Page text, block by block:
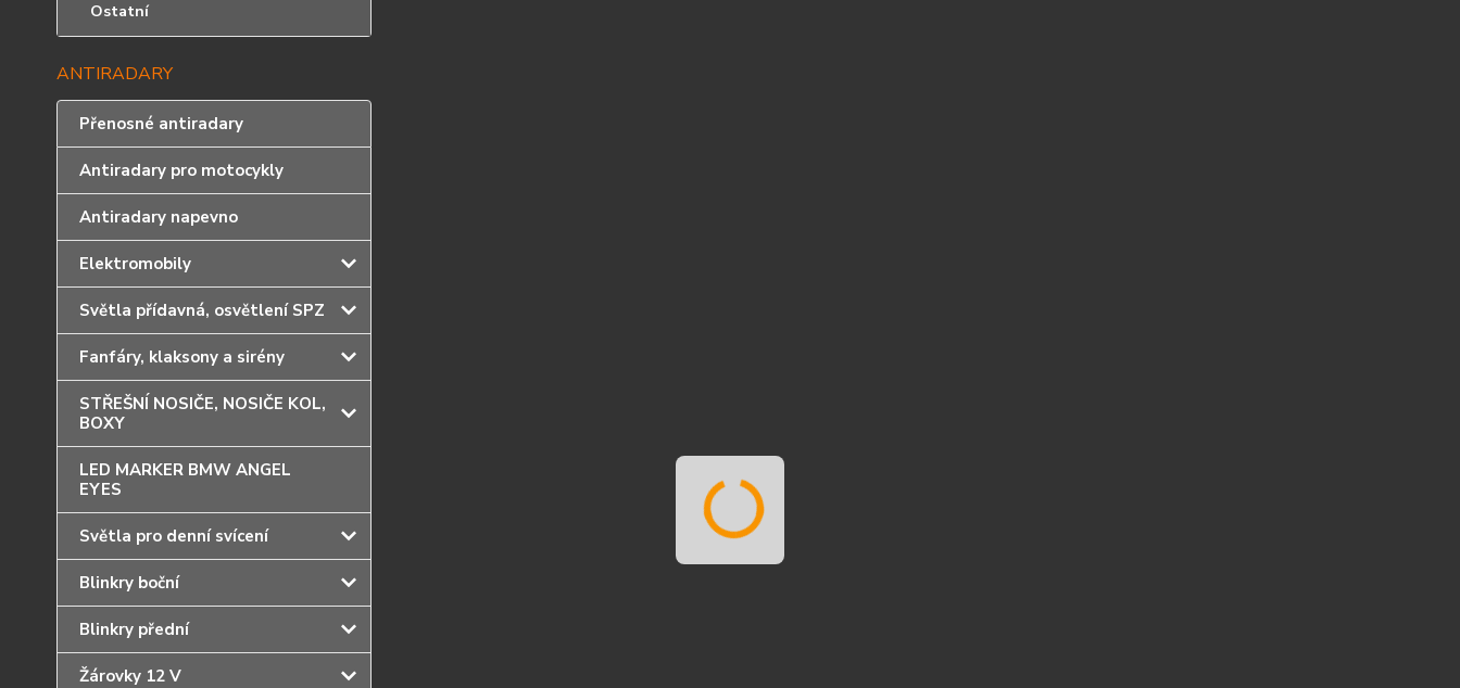
Ostatní
ANTIRADARY
Přenosné antiradary
Antiradary pro motocykly
Antiradary napevno
Elektromobily
Světla přídavná, osvětlení SPZ
Fanfáry, klaksony a sirény
STŘEŠNÍ NOSIČE, NOSIČE KOL,
BOXY
LED MARKER BMW ANGEL
EYES
Světla pro denní svícení
Blinkry boční
Blinkry přední
Žárovky 12 V